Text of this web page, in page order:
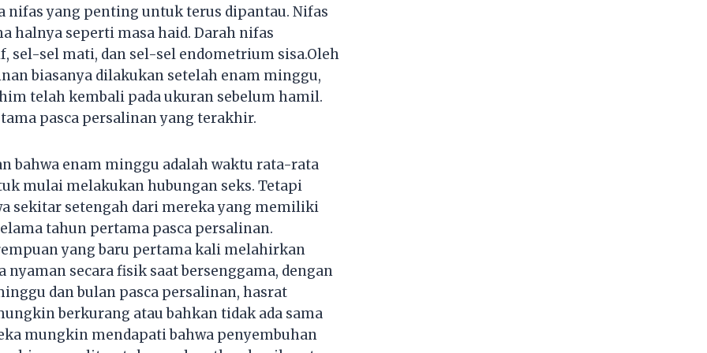
yang penting untuk terus dipantau. Nifas
halnya seperti masa haid. Darah nifas
sel-sel mati, dan sel-sel endometrium sisa.Oleh
biasanya dilakukan setelah enam minggu,
telah kembali pada ukuran sebelum hamil.
pasca persalinan yang terakhir.
bahwa enam minggu adalah waktu rata-rata
mulai melakukan hubungan seks. Tetapi
sekitar setengah dari mereka yang memiliki
tahun pertama pasca persalinan.
yang baru pertama kali melahirkan
secara fisik saat bersenggama, dengan
dan bulan pasca persalinan, hasrat
berkurang atau bahkan tidak ada sama
mungkin mendapati bahwa penyembuhan